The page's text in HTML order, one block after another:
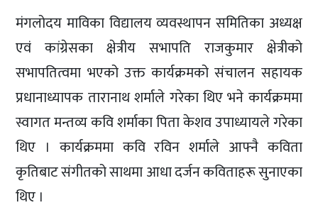
मंगलोदय माविका विद्यालय व्यवस्थापन समितिका अध्यक्ष
एवं कांग्रेसका क्षेत्रीय सभापति राजकुमार क्षेत्रीको
सभापतित्वमा भएको उक्त कार्यक्रमको संचालन सहायक
प्रधानाध्यापक तारानाथ शर्माले गरेका थिए भने कार्यक्रममा
स्वागत मन्तव्य कवि शर्माका पिता केशव उपाध्यायले गरेका
थिए । कार्यक्रममा कवि रविन शर्माले आफ्नै कविता
कृतिबाट संगीतको साथमा आधा दर्जन कविताहरू सुनाएका
थिए ।